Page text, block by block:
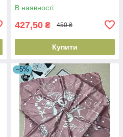
В наявності
427,50 ₴ 450 ₴
Купити
–5%